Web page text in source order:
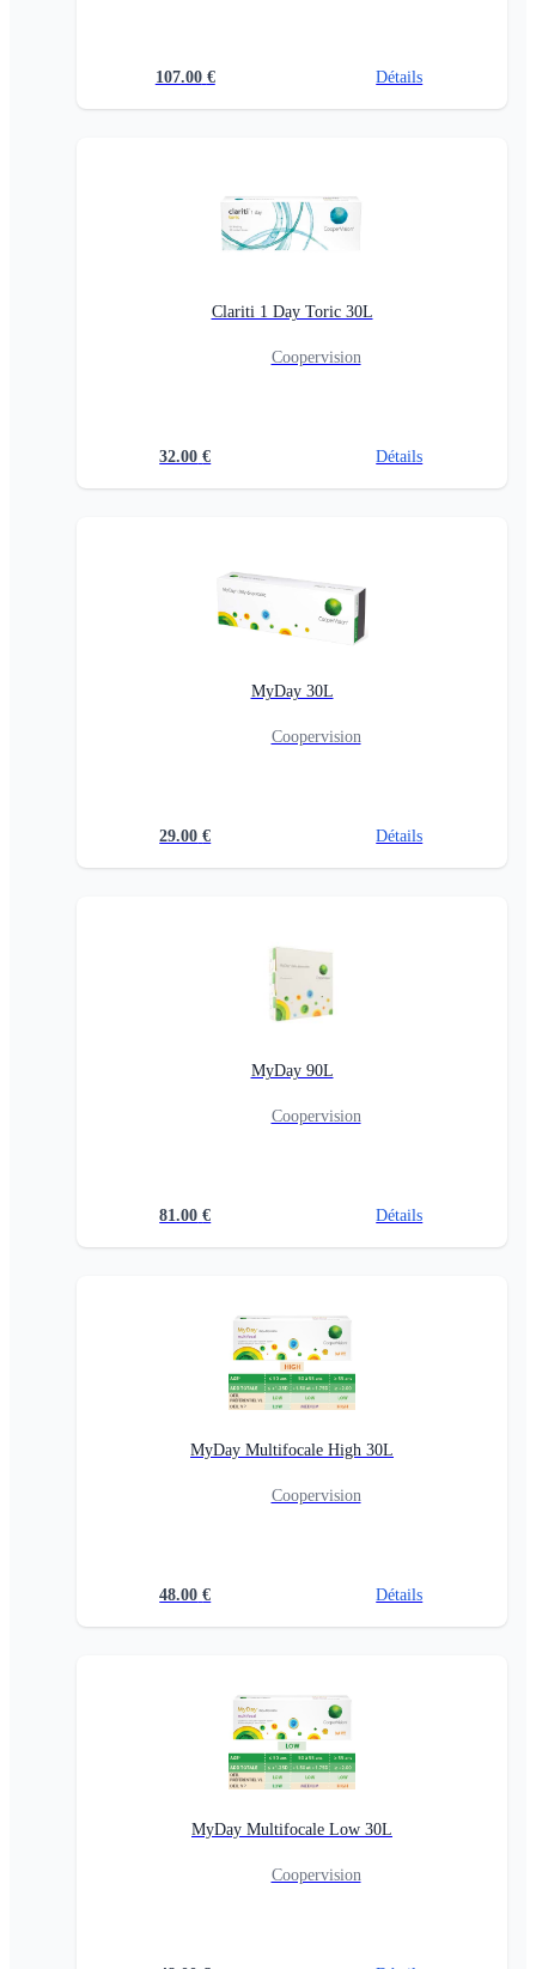
107.00 € Détails
Clariti 1 Day Toric 30L
Coopervision
32.00 € Détails
MyDay 30L
Coopervision
29.00 € Détails
MyDay 90L
Coopervision
81.00 € Détails
MyDay Multifocale High 30L
Coopervision
48.00 € Détails
MyDay Multifocale Low 30L
Coopervision